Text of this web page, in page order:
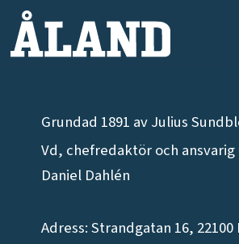
Grundad 1891 av Julius
Vd, chefredaktör och
Daniel Dahlén
Adress: Strandgatan 16,